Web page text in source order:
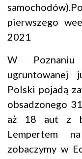
pierwszego
2021
W
ugruntowanej
Polski pojadą
obsadzonego
aż 18 aut z
Lempertem
zobaczymy w